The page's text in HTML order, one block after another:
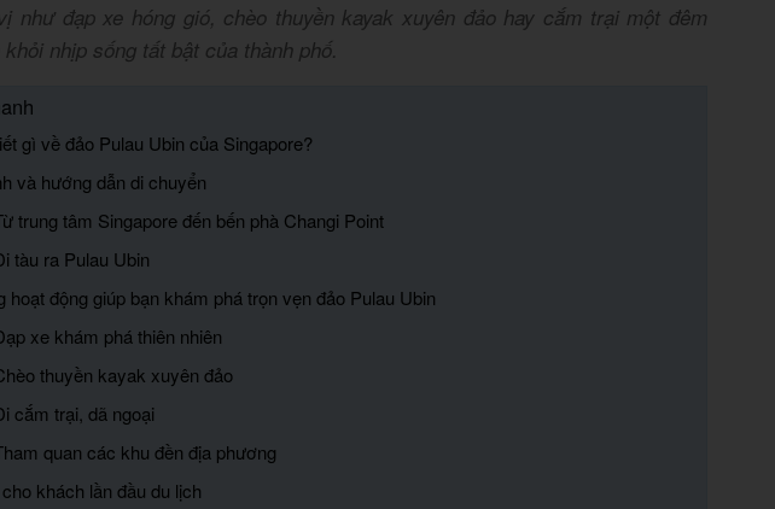
như đạp xe hóng gió, chèo thuyền kayak xuyên đảo hay cắm trại một đêm
nhịp sống tất bật của thành phố.
gì về đảo Pulau Ubin của Singapore?
và hướng dẫn di chuyển
trung tâm Singapore đến bến phà Changi Point
tàu ra Pulau Ubin
hoạt động giúp bạn khám phá trọn vẹn đảo Pulau Ubin
xe khám phá thiên nhiên
thuyền kayak xuyên đảo
cắm trại, dã ngoại
quan các khu đền địa phương
khách lần đầu du lịch